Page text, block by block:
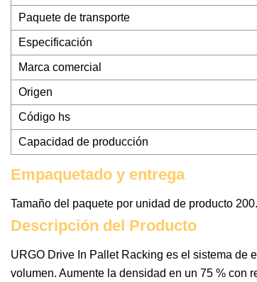
Paquete de transporte
Especificación
Marca comercial
Origen
Código hs
Capacidad de producción
Empaquetado y entrega
Tamaño del paquete por unidad de producto
Descripción del Producto
URGO Drive In Pallet Racking es el sistema de
volumen. Aumente la densidad en un 75 % con